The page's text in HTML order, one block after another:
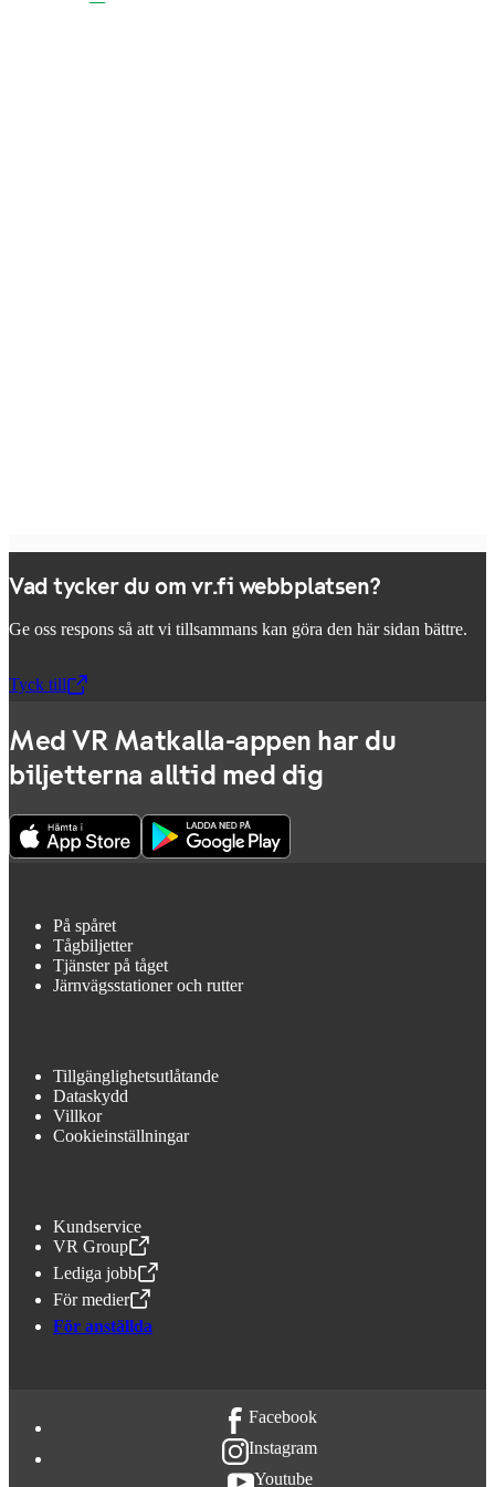
Vad tycker du om vr.fi webbplatsen?
Ge oss respons så att vi tillsammans kan göra den här sidan bättre.
Tyck till
,Öppnas i en ny flik
Med VR Matkalla-appen har du
biljetterna alltid med dig
På spåret
Tågbiljetter
Tjänster på tåget
Järnvägsstationer och rutter
Tillgänglighetsutlåtande
Dataskydd
Villkor
Cookieinställningar
Kundservice
VR Group
,Öppnas i en ny flik
Lediga jobb
,Öppnas i en ny flik
För medier
,Öppnas i en ny flik
För anställda
Facebook
Instagram
Youtube